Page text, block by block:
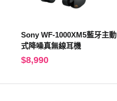
Sony WF-1000XM5藍牙主動
式降噪真無線耳機
$8,990